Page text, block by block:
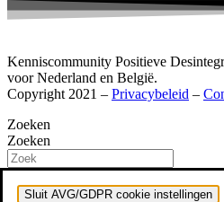
Kenniscommunity Positieve
voor Nederland en België.
Copyright 2021 – Privacybeleid –
Zoeken
Zoeken
Sluit AVG/GDPR cookie instellingen